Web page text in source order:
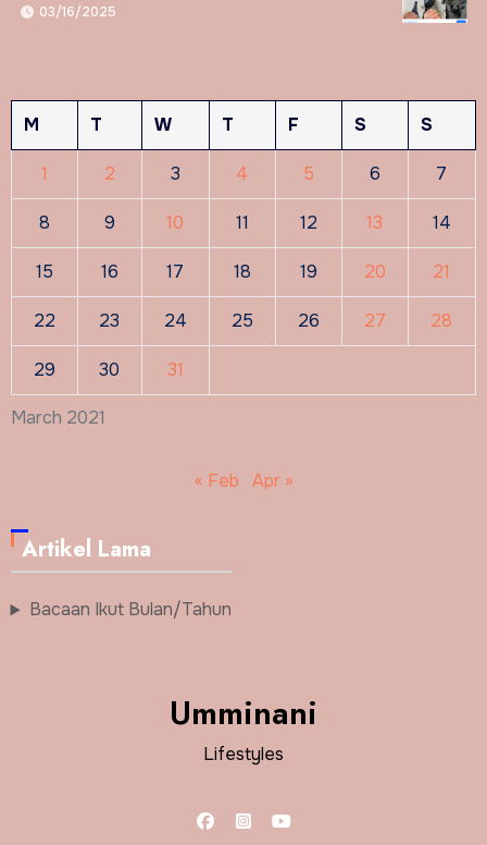
03/16/2025
March 2021
M T W T F S S
1 2 3 4 5 6 7
8 9 10 11 12 13 14
15 16 17 18 19 20 21
22 23 24 25 26 27 28
29 30 31
« Feb Apr »
Artikel Lama
Bacaan Ikut Bulan/Tahun
Umminani
Lifestyles